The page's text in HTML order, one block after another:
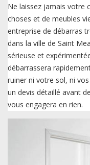
Ne laissez jamais votre
choses et de meubles
entreprise de débarras
dans la ville de Saint
sérieuse et
débarrassera
ruiner ni votre sol, ni
un devis détaillé avant
vous engagera en rien.